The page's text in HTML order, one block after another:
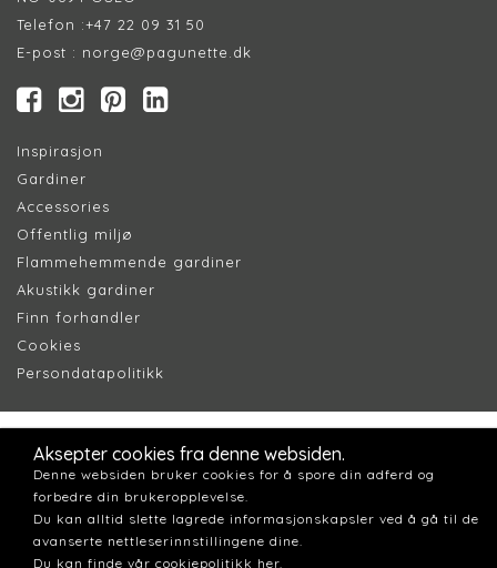
Telefon :+47 22 09 31 50
E-post : norge@pagunette.dk
Inspirasjon
Gardiner
Accessories
Offentlig miljø
Flammehemmende gardiner
Akustikk gardiner
Finn forhandler
Cookies
Persondatapolitikk
Aksepter cookies fra denne websiden.
Denne websiden bruker cookies for å spore din adferd og
forbedre din brukeropplevelse.
Du kan alltid slette lagrede informasjonskapsler ved å gå til de
avanserte nettleserinnstillingene dine.
Du kan finde vår cookiepolitikk her.